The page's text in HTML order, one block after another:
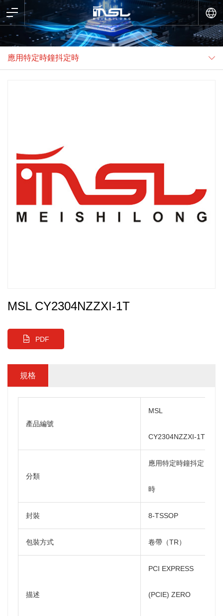
應用特定時鐘抖定時
MSL CY2304NZZXI-1T
PDF
規格
產品編號
MSL
CY2304NZZXI-1T
分類
應用特定時鐘抖定
時
封裝 8-TSSOP
包裝方式 卷帶（TR）
描述
PCI EXPRESS
(PCIE) ZERO